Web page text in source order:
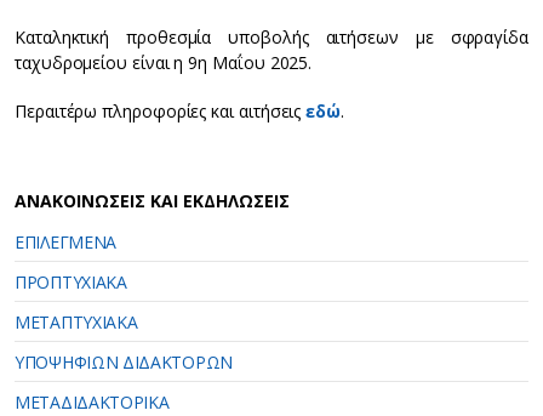
Καταληκτική προθεσμία υποβολής αιτήσεων με σφραγίδα
ταχυδρομείου είναι η 9η Μαΐου 2025.
Περαιτέρω πληροφορίες και αιτήσειςεδώ.
ΑΝΑΚΟΙΝΩΣΕΙΣ ΚΑΙ ΕΚΔΗΛΩΣΕΙΣ
ΕΠΙΛΕΓΜΕΝΑ
ΠΡΟΠΤΥΧΙΑΚΑ
ΜΕΤΑΠΤΥΧΙΑΚΑ
ΥΠΟΨΗΦΙΩΝ ΔΙΔΑΚΤΟΡΩΝ
ΜΕΤΑΔΙΔΑΚΤΟΡΙΚΑ